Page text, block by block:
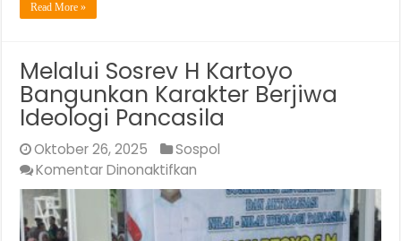
Read More »
Melalui Sosrev H Kartoyo
Bangunkan Karakter Berjiwa
Ideologi Pancasila
Oktober 26, 2025
Sospol
Komentar Dinonaktifkan
Melalui